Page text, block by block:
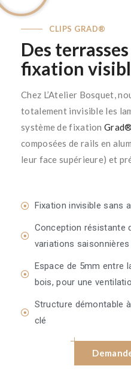
CLIPS GRAD®
Des
fixation
Chez L’Atelier Bosquet,
totalement invisible les
système de fixationGrad®
composées de rails en
leur face supérieure) et
Fixation invisible sans
Conception résistante
variations
Espace de 5mm entre
bois, pour une
Structure démontable
clé